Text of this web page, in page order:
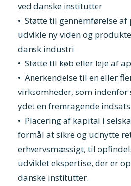
ved danske institutter
• Støtte til gennemførelse
udvikle ny viden og
dansk industri
• Støtte til køb eller leje af
• Anerkendelse til en eller
virksomheder, som
ydet en fremragende indsats
• Placering af kapital i
formål at sikre og udnytte
erhvervsmæssigt, til
udviklet ekspertise, der er
danske institutter.